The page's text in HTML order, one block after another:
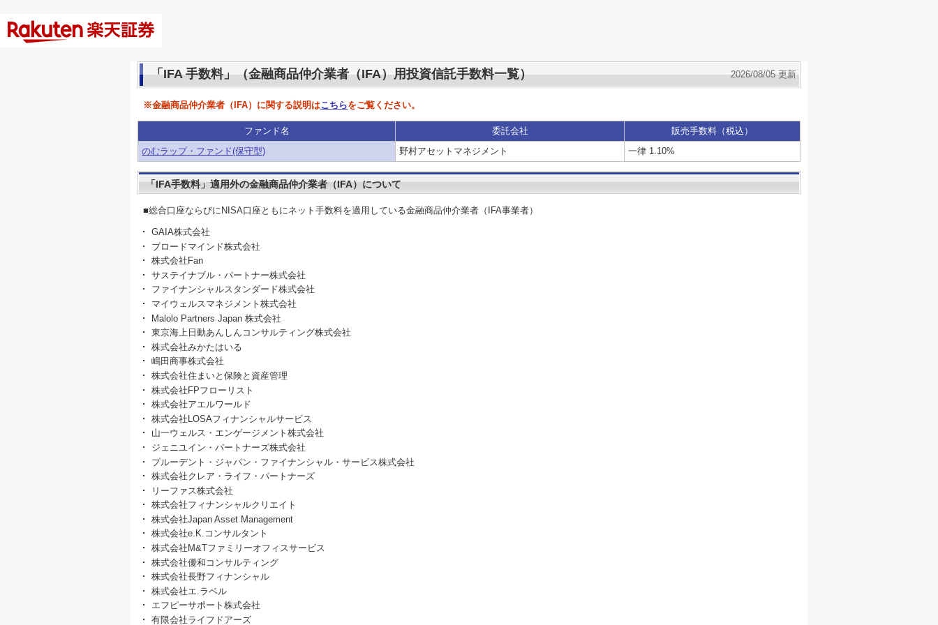
「IFA 手数料」（金融商品仲介業者（IFA）用投資信託手数料一覧） 2026/08/05 更新
※金融商品仲介業者（IFA）に関する説明はこちらをご覧ください。
ファンド名 委託会社
販売手数料（税込）
のむラップ・ファンド(保守型)
野村アセットマネジメント 一律 1.10%
「IFA手数料」適用外の金融商品仲介業者（IFA）について
■総合口座ならびにNISA口座ともにネット手数料を適用している金融商品仲介業者（IFA事業者）
GAIA株式会社
ブロードマインド株式会社
株式会社Fan
サステイナブル・パートナー株式会社
ファイナンシャルスタンダード株式会社
マイウェルスマネジメント株式会社
Malolo Partners Japan 株式会社
東京海上日動あんしんコンサルティング株式会社
株式会社みかたはいる
嶋田商事株式会社
株式会社住まいと保険と資産管理
株式会社FPフローリスト
株式会社アエルワールド
株式会社LOSAフィナンシャルサービス
山一ウェルス・エンゲージメント株式会社
ジェニユイン・パートナーズ株式会社
プルーデント・ジャパン・ファイナンシャル・サービス株式会社
株式会社クレア・ライフ・パートナーズ
リーファス株式会社
株式会社フィナンシャルクリエイト
株式会社Japan Asset Management
株式会社e.K.コンサルタント
株式会社M&Tファミリーオフィスサービス
株式会社優和コンサルティング
株式会社長野フィナンシャル
株式会社エ.ラベル
エフピーサポート株式会社
有限会社ライフドアーズ